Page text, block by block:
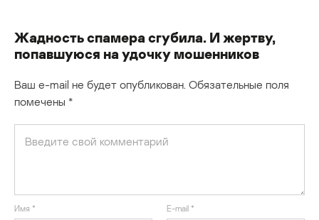
Жадность спамера сгубила. И жертву,
попавшуюся на удочку мошенников
Ваш e-mail не будет опубликован. Обязательные поля
помечены *
Имя * E-mail *